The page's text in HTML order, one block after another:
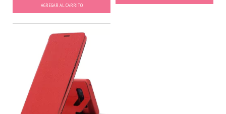
AGREGAR AL CARRITO